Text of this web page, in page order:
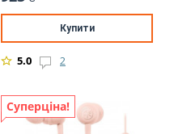
Купити
5.0 2
Суперціна!